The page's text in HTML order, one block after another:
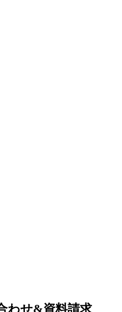
わせ&資料請求